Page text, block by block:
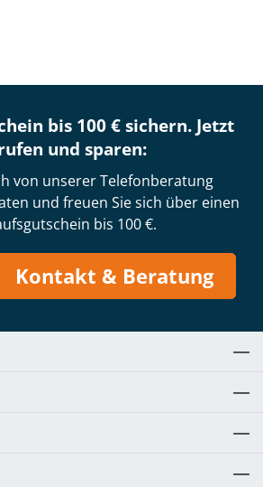
bis 100 € sichern. Jetzt
und sparen:
von unserer Telefonberatung
und freuen Sie sich über einen
bis 100 €.
Kontakt & Beratung